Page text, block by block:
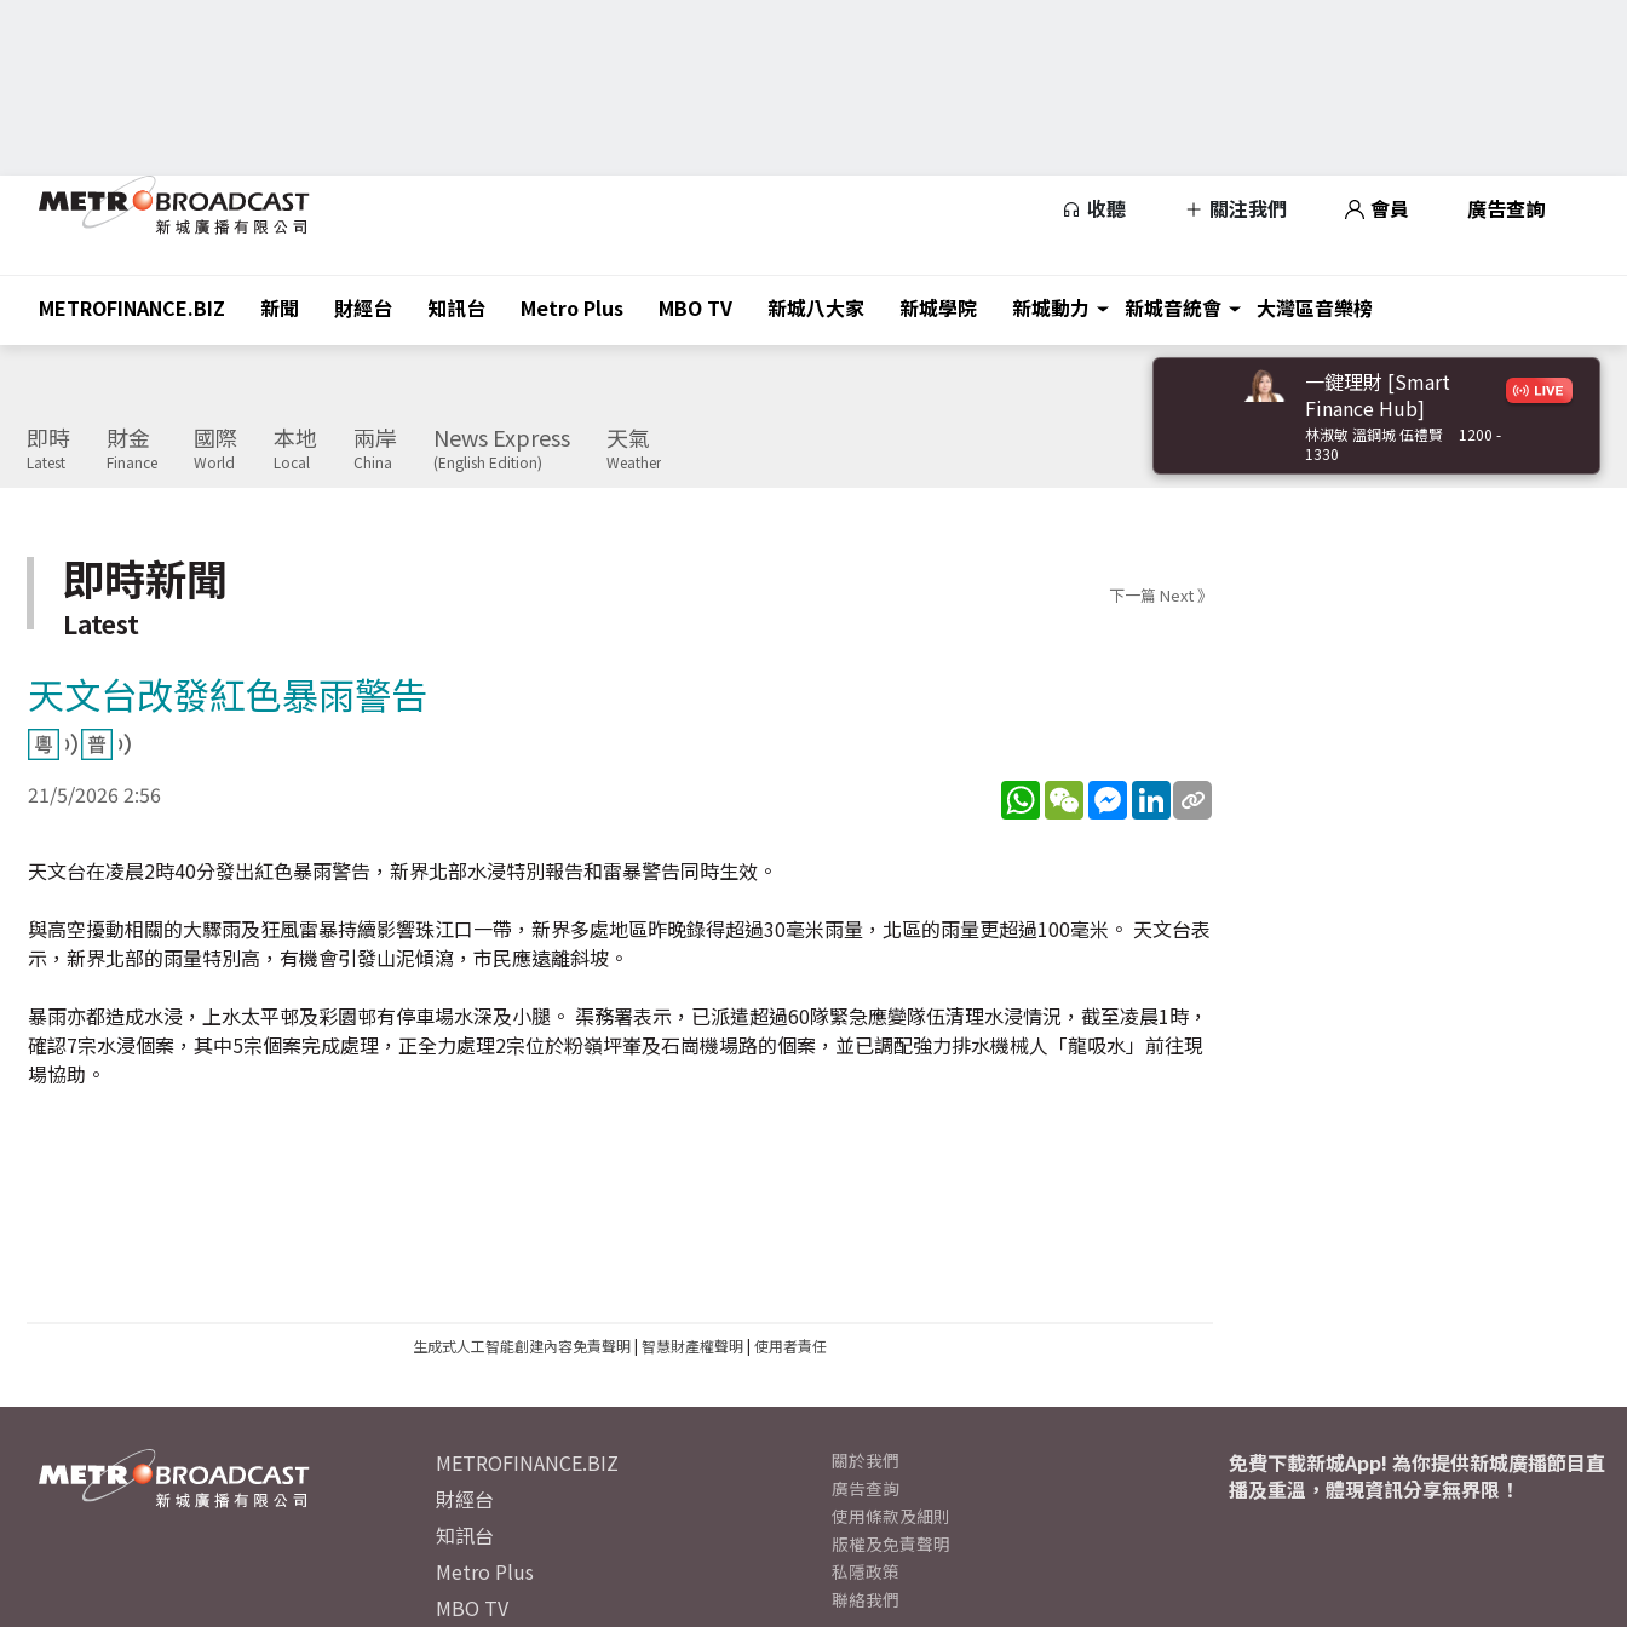
收聽 關注我們 會員 廣告查詢
METROFINANCE.BIZ 新聞 財經台 知訊台 Metro Plus MBO TV 新城八大家 新城學院 新城動力 新城音統會 大灣區音樂榜
即時
Latest
財金
Finance
國際
World
本地
Local
兩岸
China
News Express
(English Edition)
天氣
Weather
一鍵理財 [Smart
Finance Hub]
林淑敏 溫鋼城 伍禮賢
1200 -
1330
即時新聞
Latest
下一篇 Next 》
天文台改發紅色暴雨警告
21/5/2026 2:56 WhatsApp
WeChatMessenger
LinkedIn
天文台在凌晨2時40分發出紅色暴雨警告，新界北部水浸特別報告和雷暴警告同時生效。
與高空擾動相關的大驟雨及狂風雷暴持續影響珠江口一帶，新界多處地區昨晚錄得超過30毫米雨量，北區的雨量更超過100毫米。 天文台表
示，新界北部的雨量特別高，有機會引發山泥傾瀉，市民應遠離斜坡。
暴雨亦都造成水浸，上水太平邨及彩園邨有停車場水深及小腿。 渠務署表示，已派遣超過60隊緊急應變隊伍清理水浸情況，截至凌晨1時，
確認7宗水浸個案，其中5宗個案完成處理，正全力處理2宗位於粉嶺坪輋及石崗機場路的個案，並已調配強力排水機械人「龍吸水」前往現
場協助。
生成式人工智能創建內容免責聲明| 智慧財產權聲明| 使用者責任
METROFINANCE.BIZ
財經台
知訊台
Metro Plus
MBO TV
關於我們
廣告查詢
使用條款及細則
版權及免責聲明
私隱政策
聯絡我們
免費下載新城App! 為你提供新城廣播節目直
播及重溫，體現資訊分享無界限！